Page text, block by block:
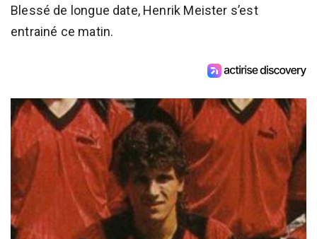
Blessé de longue date, Henrik Meister s’est
entrainé ce matin.